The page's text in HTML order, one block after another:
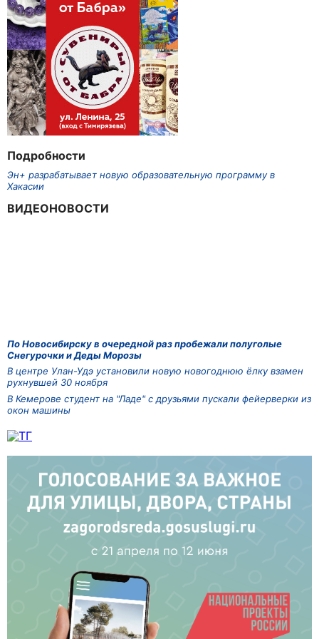
Подробности
Эн+ разрабатывает новую образовательную программу в
Хакасии
ВИДЕОНОВОСТИ
По Новосибирску в очередной раз пробежали полуголые
Снегурочки и Деды Морозы
В центре Улан-Удэ установили новую новогоднюю ёлку взамен
рухнувшей 30 ноября
В Кемерове студент на "Ладе" с друзьями пускали фейерверки из
окон машины